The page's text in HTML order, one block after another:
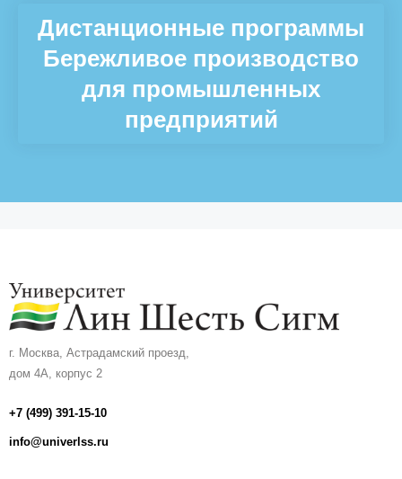
Дистанционные программы
Бережливое производство
для промышленных
предприятий
г. Москва, Астрадамский проезд,
дом 4А, корпус 2
+7 (499) 391-15-10
info@univerlss.ru